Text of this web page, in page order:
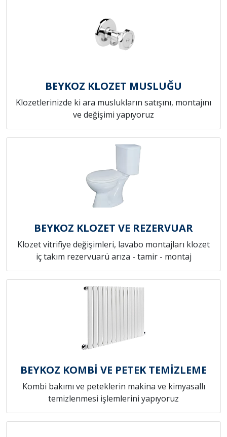
BEYKOZ KLOZET MUSLUĞU
Klozetlerinizde ki ara muslukların satışını, montajını
ve değişimi yapıyoruz
BEYKOZ KLOZET VE REZERVUAR
Klozet vitrifiye değişimleri, lavabo montajları klozet
iç takım rezervuarü arıza - tamir - montaj
BEYKOZ KOMBİ VE PETEK TEMİZLEME
Kombi bakımı ve peteklerin makina ve kimyasallı
temizlenmesi işlemlerini yapıyoruz